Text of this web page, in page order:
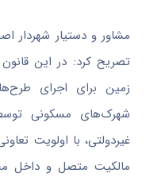
مشاور و دستیار شهردار
تصریح کرد: در این
زمین برای اجرای
شهرک‌های مسکونی
غیردولتی، با اولویت
مالکیت متصل و داخل